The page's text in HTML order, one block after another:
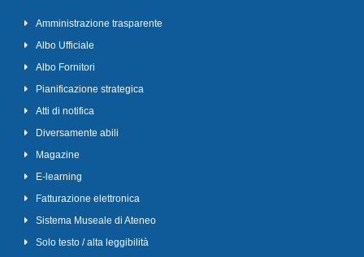
Amministrazione trasparente
Albo Ufficiale
Albo Fornitori
Pianificazione strategica
Atti di notifica
Diversamente abili
Magazine
E-learning
Fatturazione elettronica
Sistema Museale di Ateneo
Solo testo / alta leggibilità